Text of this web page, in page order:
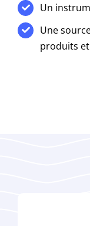
Un
Une
produits